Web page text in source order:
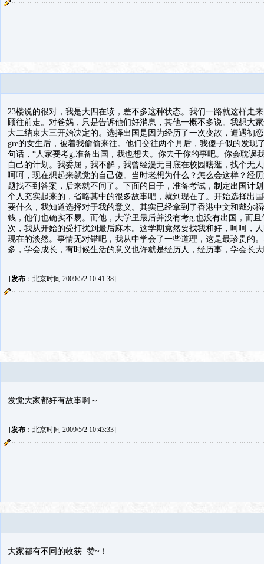
23楼说的很对，我是大四在读，差不多这种状态。我们一路就这样走
顾往前走。对爸妈，只是告诉他们好消息，其他一概不多说。我想大
大二结束大三开始决定的。选择出国是因为经历了一次变故，遭遇初
gre的女生后，被着我偷偷来往。他们交往两个月后，我傻子似的发现
句话，“人家要考g,准备出国，我也想去。你去干你的事吧。你会耽误
自己的计划。我委屈，我不解，我曾经漫无目底在校园瞎逛，找个无
呵呵，现在想起来就觉的自己傻。当时老想为什么？怎么会这样？经
题找不到答案，后来就不问了。下面的日子，准备考试，制定出国计
个人充实起来的，省略其中的很多故事吧，就到现在了。开始选择出
要什么，我知道选择对于我的意义。其实已经拿到了香港中文和戴尔
钱，他们也确实不易。而他，大学里最后并没有考g,也没有出国，而
次，我从开始的受打扰到最后麻木。这学期竟然要找我和好，呵呵，
现在的淡然。事情无对错吧，我从中学会了一些道理，这是最珍贵的
多，学会成长，有时候生活的意义也许就是经历人，经历事，学会长
[发布：北京时间 2009/5/2 10:41:38]
发觉大家都好有故事啊～
[发布：北京时间 2009/5/2 10:43:33]
大家都有不同的收获 赞~！